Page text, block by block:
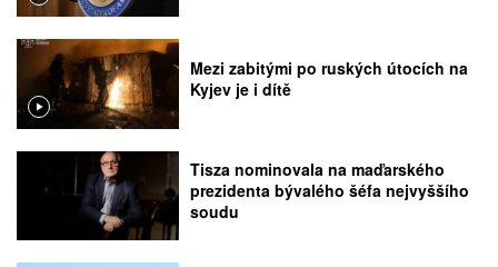
Mezi zabitými po ruských útocích na
Kyjev je i dítě
Tisza nominovala na maďarského
prezidenta bývalého šéfa nejvyššího
soudu